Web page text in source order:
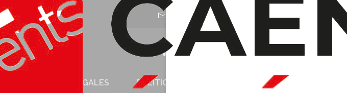
NOUS CONTACTER
MENTIONS LÉGALES
POLITIQUE DE CONFIDENTIALITÉ